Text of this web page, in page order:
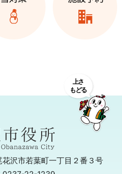
花沢市若葉町一丁目２番３号